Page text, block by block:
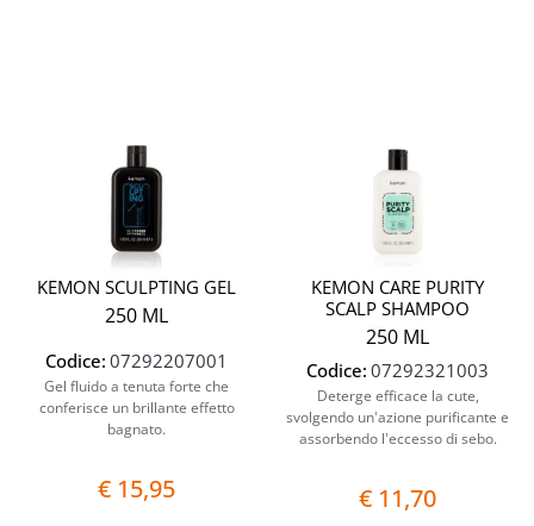
KEMON SCULPTING GEL
250 ML
Codice: 07292207001
Gel fluido a tenuta forte che
conferisce un brillante effetto
bagnato.
€ 15,95
KEMON CARE PURITY
SCALP SHAMPOO
250 ML
Codice: 07292321003
Deterge efficace la cute,
svolgendo un'azione purificante e
assorbendo l'eccesso di sebo.
€ 11,70